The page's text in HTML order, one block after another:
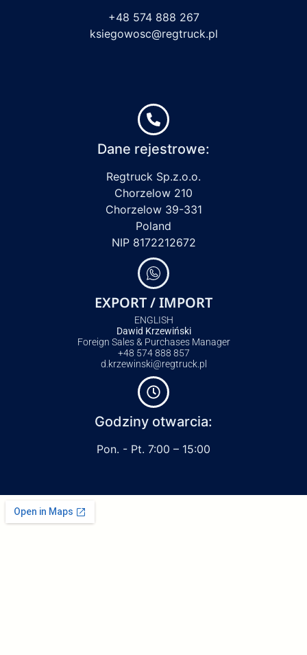
+48 574 888 267
ksiegowosc@regtruck.pl
Dane rejestrowe:
Regtruck Sp.z.o.o.
Chorzelow 210
Chorzelow 39-331
Poland
NIP 8172212672
EXPORT / IMPORT
ENGLISH
Dawid Krzewiński
Foreign Sales & Purchases Manager
+48 574 888 857
d.krzewinski@regtruck.pl
Godziny otwarcia:
Pon. - Pt. 7:00 – 15:00